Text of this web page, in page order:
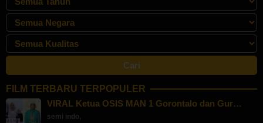
FILM TERBARU TERPOPULER
VIRAL Ketua OSIS MAN 1 Gorontalo dan Gur…
semi indo,